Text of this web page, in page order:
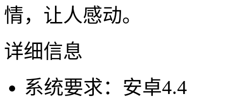
情，让人感动。
详细信息
系统要求：安卓4.4